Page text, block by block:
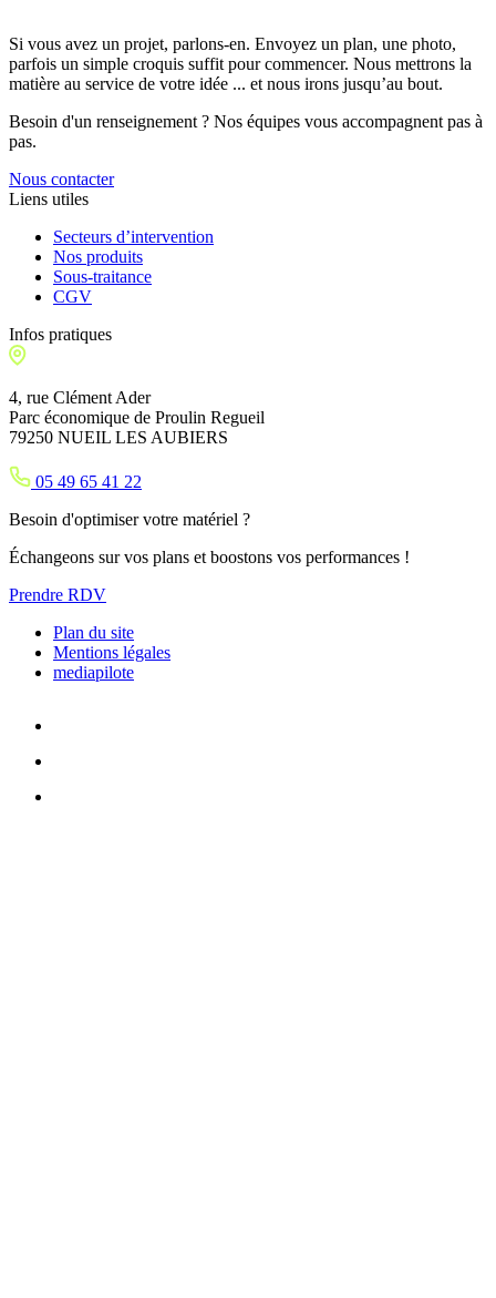
Si vous avez un projet, parlons-en. Envoyez un plan, une photo,
parfois un simple croquis suffit pour commencer. Nous mettrons la
matière au service de votre idée ... et nous irons jusqu’au bout.
Besoin d'un renseignement ? Nos équipes vous accompagnent pas à
pas.
Nous contacter
Liens utiles
Secteurs d’intervention
Nos produits
Sous-traitance
CGV
Infos pratiques
4, rue Clément Ader
Parc économique de Proulin Regueil
79250 NUEIL LES AUBIERS
05 49 65 41 22
Besoin d'optimiser votre matériel ?
Échangeons sur vos plans et boostons vos performances !
Prendre RDV
Plan du site
Mentions légales
mediapilote